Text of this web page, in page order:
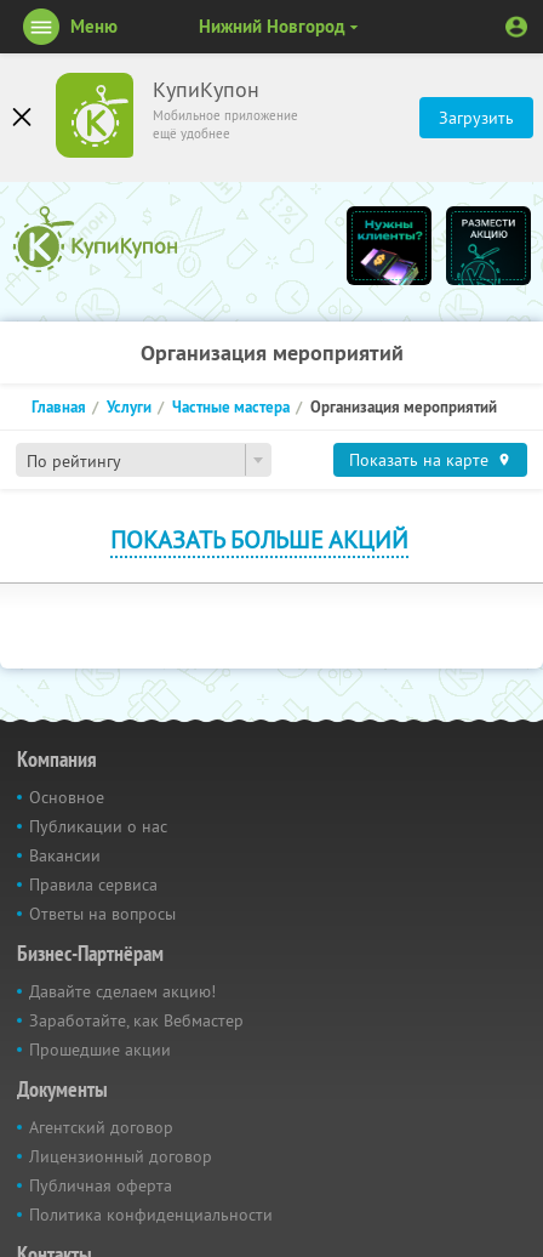
КупиКупон
Мобильное приложение
ещё удобнее
Загрузить
Меню Нижний Новгород
Организация мероприятий
По рейтингу
Главная Услуги Частные мастера Организация мероприятий
Показать на карте
ПОКАЗАТЬ БОЛЬШЕ АКЦИЙ
Компания
Основное
Публикации о нас
Вакансии
Правила сервиса
Ответы на вопросы
Бизнес-Партнёрам
Давайте сделаем акцию!
Заработайте, как Вебмастер
Прошедшие акции
Документы
Агентский договор
Лицензионный договор
Публичная оферта
Политика конфиденциальности